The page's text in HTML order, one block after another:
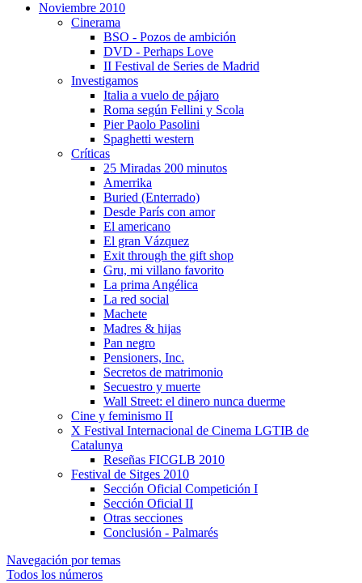
Noviembre 2010
Cinerama
BSO - Pozos de ambición
DVD - Perhaps Love
II Festival de Series de Madrid
Investigamos
Italia a vuelo de pájaro
Roma según Fellini y Scola
Pier Paolo Pasolini
Spaghetti western
Crí­ticas
25 Miradas 200 minutos
Amerrika
Buried (Enterrado)
Desde Parí­s con amor
El americano
El gran Vázquez
Exit through the gift shop
Gru, mi villano favorito
La prima Angélica
La red social
Machete
Madres & hijas
Pan negro
Pensioners, Inc.
Secretos de matrimonio
Secuestro y muerte
Wall Street: el dinero nunca duerme
Cine y feminismo II
X Festival Internacional de Cinema LGTIB de
Catalunya
Reseñas FICGLB 2010
Festival de Sitges 2010
Sección Oficial Competición I
Sección Oficial II
Otras secciones
Conclusión - Palmarés
Navegación por temas
Todos los números